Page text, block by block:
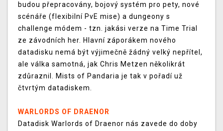
budou přepracovány, bojový systém pro pety, nové
scénáře (flexibilní PvE mise) a dungeony s
challenge módem - tzn. jakási verze na Time Trial
ze závodních her. Hlavní záporákem nového
datadisku nemá být výjimečně žádný velký nepřítel,
ale válka samotná, jak Chris Metzen několikrát
zdůraznil. Mists of Pandaria je tak v pořadí už
čtvrtým datadiskem.
WARLORDS OF DRAENOR
Datadisk Warlords of Draenor nás zavede do doby